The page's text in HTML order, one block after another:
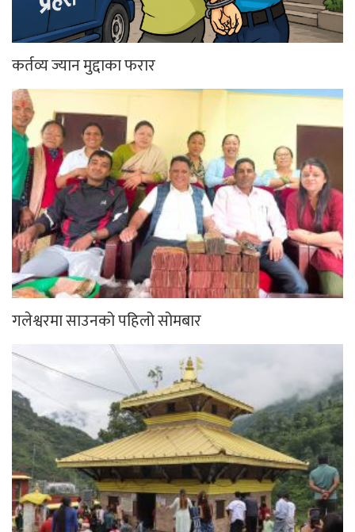
कर्तव्य ज्यान मुद्दाका फरार
गलेश्वरमा साउनको पहिलो सोमबार